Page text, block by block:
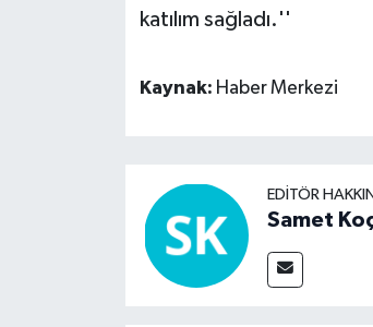
katılım sağladı.''
Kaynak: Haber Merkezi
EDITÖR
Samet